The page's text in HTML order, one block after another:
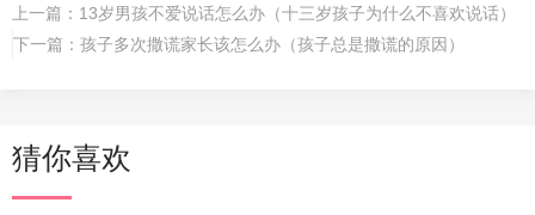
上一篇： 13岁男孩不爱说话怎么办（十三岁孩子为什么不喜欢说话）
下一篇： 孩子多次撒谎家长该怎么办（孩子总是撒谎的原因）
猜你喜欢